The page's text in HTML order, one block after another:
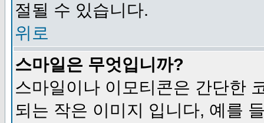
절될 수 있습니다.
위로
스마일은 무엇입니까?
스마일이나 이모티콘은 간단한
되는 작은 이미지 입니다, 예를